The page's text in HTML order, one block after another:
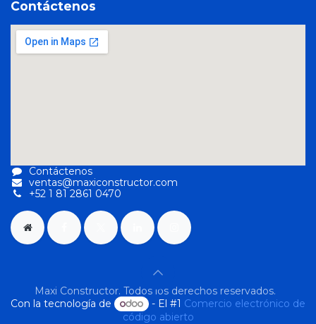
Contáctenos
Contáctenos
ventas@maxiconstructor.com
+52 1 81 2861 0470
Maxi Constructor. Todos los derechos reservados.
Con la tecnología de
- El #1 Comercio electrónico de
código abierto